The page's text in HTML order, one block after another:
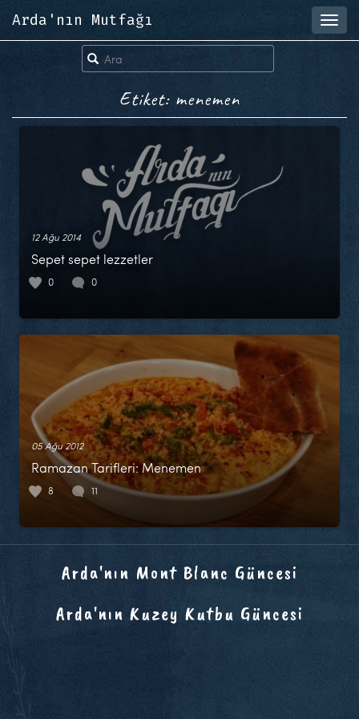
Arda'nın Mutfağı
Etiket: menemen
12 Ağu 2014
Sepet sepet lezzetler
0 0
05 Ağu 2012
Ramazan Tarifleri: Menemen
8 11
Arda'nın Mont Blanc Güncesi
Arda'nın Kuzey Kutbu Güncesi